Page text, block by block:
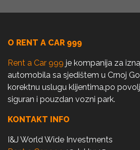
O RENT A CAR 999
Rent a Car 999 je kompanija za
automobila sa sjedištem u Crnoj
korektnu uslugu klijentima,po
siguran i pouzdan vozni park.
KONTAKT INFO
I&J World Wide Investments